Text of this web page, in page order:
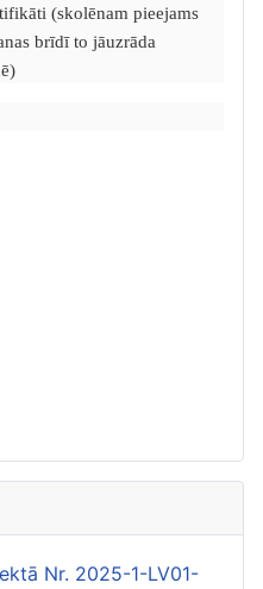
(skolēnam pieejams
brīdī to jāuzrāda
Nr. 2025-1-LV01-